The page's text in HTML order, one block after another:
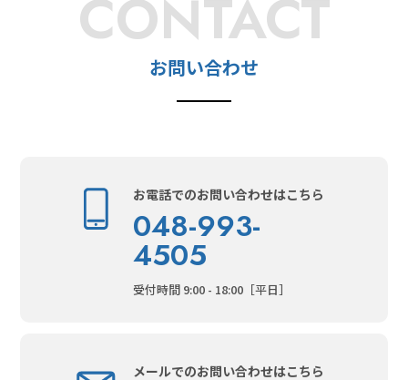
CONTACT
お問い合わせ
お電話でのお問い合わせはこちら
048-993-
4505
受付時間 9:00 - 18:00［平日］
メールでのお問い合わせはこちら